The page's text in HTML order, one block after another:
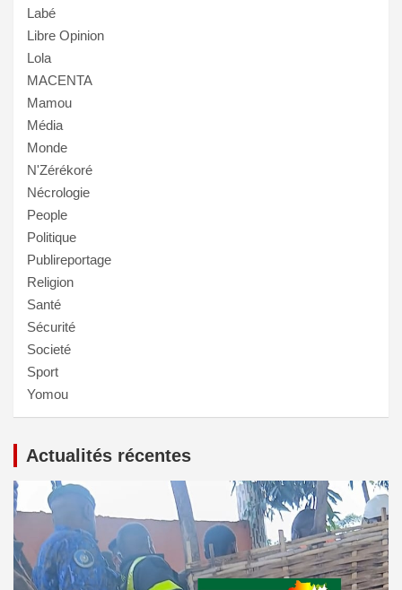
Labé
Libre Opinion
Lola
MACENTA
Mamou
Média
Monde
N'Zérékoré
Nécrologie
People
Politique
Publireportage
Religion
Santé
Sécurité
Societé
Sport
Yomou
Actualités récentes